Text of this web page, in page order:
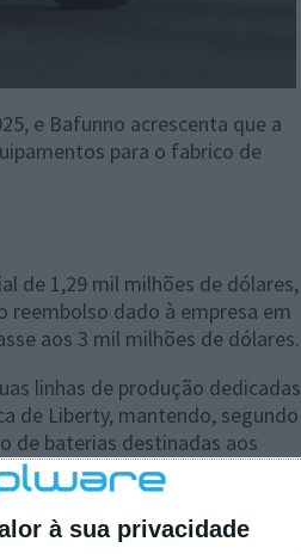
à sua privacidade
e Bafunno acrescenta que a
para o fabrico de
de 1,29 mil milhões de dólares,
reembolso dado à empresa em
aos 3 mil milhões de dólares.
linhas de produção dedicadas
de Liberty, mantendo, segundo
de baterias destinadas aos